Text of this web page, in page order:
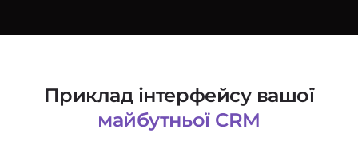
Приклад інтерфейсу вашої
майбутньої CRM